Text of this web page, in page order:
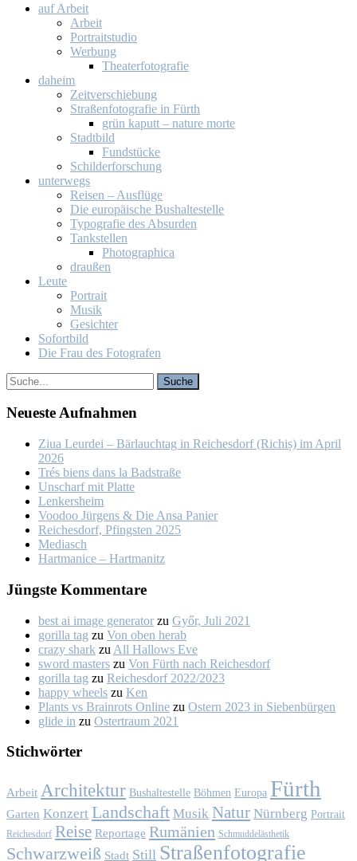
auf Ar­beit
Ar­beit
Por­trait­stu­dio
Wer­bung
Thea­ter­fo­to­gra­fie
da­heim
Zeit­ver­schie­bung
Stra­ßen­fo­to­gra­fie in Fürth
grün ka­putt – na­tu­re mor­te
Stadt­bild
Fund­stü­cke
Schil­der­for­schung
un­ter­wegs
Rei­sen – Aus­flü­ge
Die eu­ro­päi­sche Bus­hal­te­stel­le
Ty­po­gra­fie des Ab­sur­den
Tank­stel­len
Pho­to­gra­phi­ca
drau­ßen
Leu­te
Por­trait
Mu­sik
Ge­sich­ter
So­fort­bild
Die Frau des Fo­to­gra­fen
Neu­es­te Auf­nah­men
Ziua Leur­dei – Bär­lauch­tag in Rei­ches­dorf (Ri­chiș) im April
2026
Trés biens dans la Bad­stra­ße
Un­scharf mit Plat­te
Len­kers­heim
Voo­doo Jür­gens & Die An­sa Pa­nier
Rei­ches­dorf, Pfings­ten 2025
Me­dia­sch
Hart­ma­nice – Hart­ma­nitz
Jüngs­te Kom­men­ta­re
best ai image generator zu Győr, Ju­li 2021
gorilla tag zu Von oben her­ab
crazy shark zu All Hal­lows Eve
sword masters zu Von Fürth nach Rei­ches­dorf
gorilla tag zu Rei­ches­dorf 2022/2023
happy wheels zu Ken
Plants vs Brainrots Online zu Os­tern 2023 in Sie­ben­bür­gen
glide in zu Os­ter­traum 2021
Stich­wör­ter
Arbeit Architektur Bushaltestelle Böhmen Europa Fürth
Garten Konzert Landschaft Musik Natur Nürnberg Portrait
Reichesdorf Reise Reportage Rumänien Schmuddelästhetik
Schwarzweiß Stadt Still Straßenfotografie